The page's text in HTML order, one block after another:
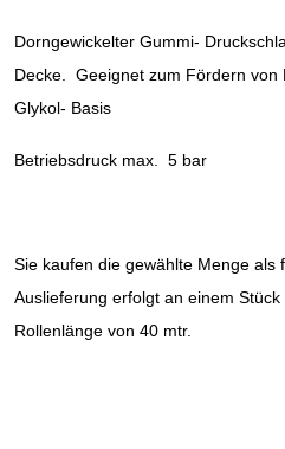
Dorngewickelter Gummi-
Decke. Geeignet zum Fördern von
Glykol- Basis
Betriebsdruck max. 5 bar
Sie kaufen die gewählte Menge als
Auslieferung erfolgt an einem
Rollenlänge von 40 mtr.